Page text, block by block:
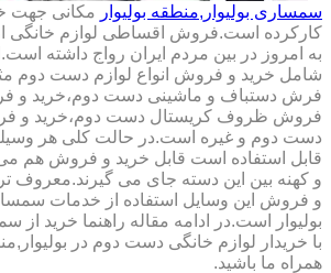
سمساری بولیوار,منطقه بولیوار مکانی جهت
کارکرده است.فروش اقساطی لوازم خانگی
به امروز در بین مردم ایران رواج داشته
شامل خرید و فروش انواع لوازم دست دوم
فرش دستباف و ماشینی دست دوم،خرید و
فروش ظروف کریستال دست دوم،خرید و
دست دوم و غیره است.در حالت کلی هر
قابل استفاده است قابل خرید و فروش هم
و کهنه بین این دسته جای می
و فروش این وسایل استفاده از خدمات
با خریدار لوازم خانگی دست دوم در
همراه ما باشید.